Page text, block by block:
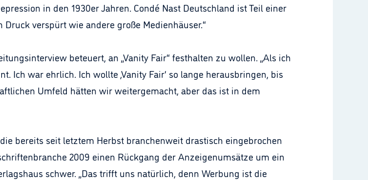
in den 1930er Jahren. Condé Nast Deutschland ist Teil einer
verspürt wie andere große Medienhäuser.“
beteuert, an „Vanity Fair“ festhalten zu wollen. „Als ich
Ich war ehrlich. Ich wollte ,Vanity Fair‘ so lange herausbringen, bis
Umfeld hätten wir weitergemacht, aber das ist in dem
bereits seit letztem Herbst branchenweit drastisch eingebrochen
2009 einen Rückgang der Anzeigenumsätze um ein
schwer. „Das trifft uns natürlich, denn Werbung ist die